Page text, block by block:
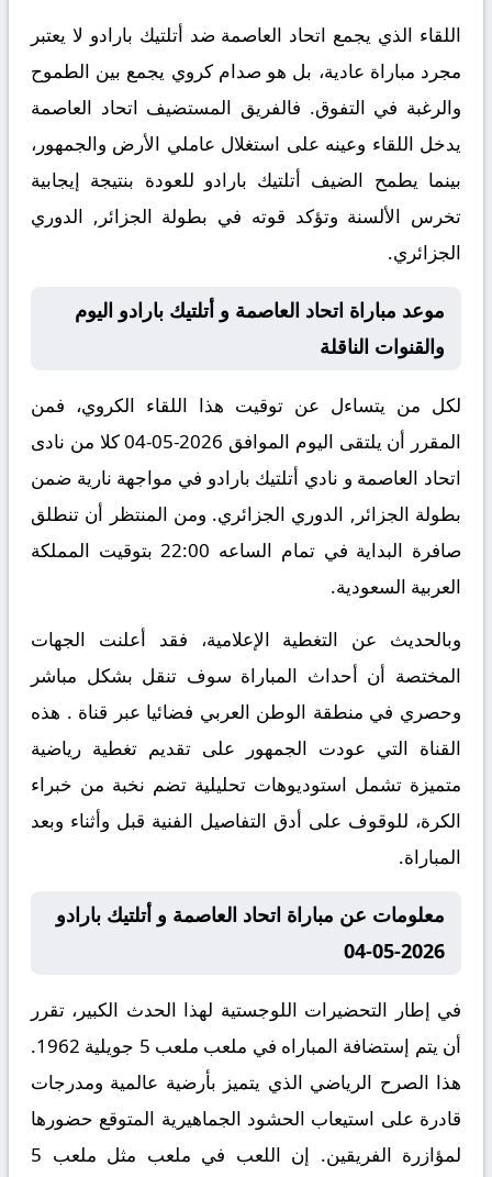
اللقاء الذي يجمع اتحاد العاصمة ضد أتلتيك بارادو لا يعتبر
مجرد مباراة عادية، بل هو صدام كروي يجمع بين الطموح
والرغبة في التفوق. فالفريق المستضيف اتحاد العاصمة
يدخل اللقاء وعينه على استغلال عاملي الأرض والجمهور،
بينما يطمح الضيف أتلتيك بارادو للعودة بنتيجة إيجابية
تخرس الألسنة وتؤكد قوته في بطولة الجزائر, الدوري
الجزائري.
موعد مباراة اتحاد العاصمة و أتلتيك بارادو اليوم
والقنوات الناقلة
لكل من يتساءل عن توقيت هذا اللقاء الكروي، فمن
المقرر أن يلتقى اليوم الموافق 2026-05-04 كلا من نادى
اتحاد العاصمة و نادي أتلتيك بارادو في مواجهة نارية ضمن
بطولة الجزائر, الدوري الجزائري. ومن المنتظر أن تنطلق
صافرة البداية في تمام الساعه 22:00 بتوقيت المملكة
العربية السعودية.
وبالحديث عن التغطية الإعلامية، فقد أعلنت الجهات
المختصة أن أحداث المباراة سوف تنقل بشكل مباشر
وحصري في منطقة الوطن العربي فضائيا عبر قناة . هذه
القناة التي عودت الجمهور على تقديم تغطية رياضية
متميزة تشمل استوديوهات تحليلية تضم نخبة من خبراء
الكرة، للوقوف على أدق التفاصيل الفنية قبل وأثناء وبعد
المباراة.
معلومات عن مباراة اتحاد العاصمة و أتلتيك بارادو
2026-05-04
في إطار التحضيرات اللوجستية لهذا الحدث الكبير، تقرر
أن يتم إستضافة المباراه في ملعب ملعب 5 جويلية 1962.
هذا الصرح الرياضي الذي يتميز بأرضية عالمية ومدرجات
قادرة على استيعاب الحشود الجماهيرية المتوقع حضورها
لمؤازرة الفريقين. إن اللعب في ملعب مثل ملعب 5